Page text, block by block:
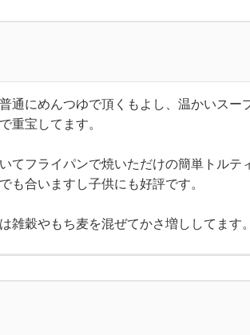
通にめんつゆで頂くもよし、温かいスー
重宝してます。
てフライパンで焼いただけの簡単トルテ
も合いますし子供にも好評です。
雑穀やもち麦を混ぜてかさ増ししてます。